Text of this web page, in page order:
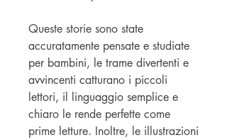
Queste storie sono state
accuratamente pensate e studiate
per bambini, le trame divertenti e
avvincenti catturano i piccoli
lettori, il linguaggio semplice e
chiaro le rende perfette come
prime letture. Inoltre, le illustrazioni